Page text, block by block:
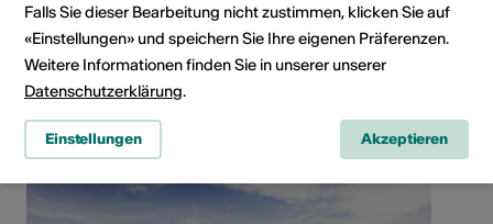
1875 Morgins
Route planen
ÖV Fahrplan
Falls Sie dieser Bearbeitung nicht zustimmen, klicken Sie auf
«Einstellungen» und speichern Sie Ihre eigenen Präferenzen.
Weitere Informationen finden Sie in unserer unserer
Datenschutzerklärung.
Einstellungen Akzeptieren